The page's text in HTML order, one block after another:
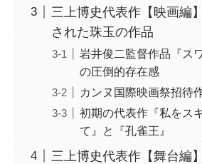
三上博史代表作【映画編
された珠玉の作品
岩井俊二監督作品『ス
の圧倒的存在感
カンヌ国際映画祭招待
初期の代表作『私をス
て』と『孔雀王』
三上博史代表作【舞台編